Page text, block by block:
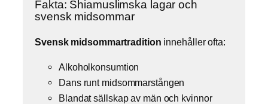
Fakta: Shiamuslimska lagar och
svensk midsommar
Svensk midsommartradition innehåller ofta:
Alkoholkonsumtion
Dans runt midsommarstången
Blandat sällskap av män och kvinnor